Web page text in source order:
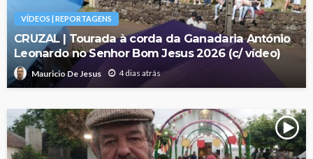
VÍDEOS | REPORTAGENS
CRUZAL | Tourada à corda da Ganadaria António
Leonardo no Senhor Bom Jesus 2026 (c/ vídeo)
Mauricio De Jesus 4 dias atrás